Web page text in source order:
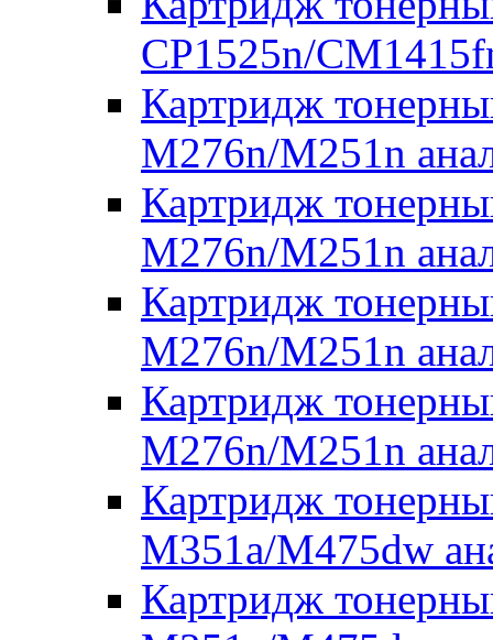
CP1525n/
Картридж
M276n/M251n
Картридж
M276n/M251n
Картридж
M276n/M251n
Картридж
M276n/M251n
Картридж
M351a/M475dw
Картридж